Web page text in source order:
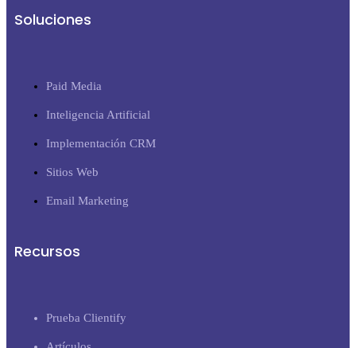
Soluciones
Paid Media
Inteligencia Artificial
Implementación CRM
Sitios Web
Email Marketing
Recursos
Prueba Clientify